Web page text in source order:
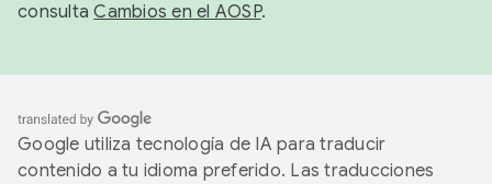
consultaCambios en el AOSP.
Google utiliza tecnología de IA para traducir
contenido a tu idioma preferido. Las traducciones